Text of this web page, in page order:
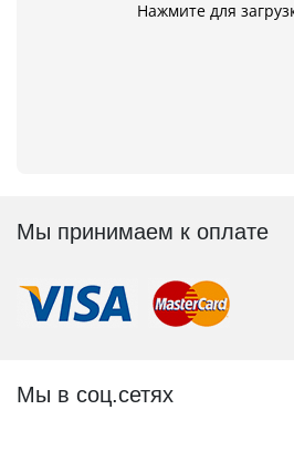
Нажмите для
Мы принимаем к оплате
Мы в соц.сетях